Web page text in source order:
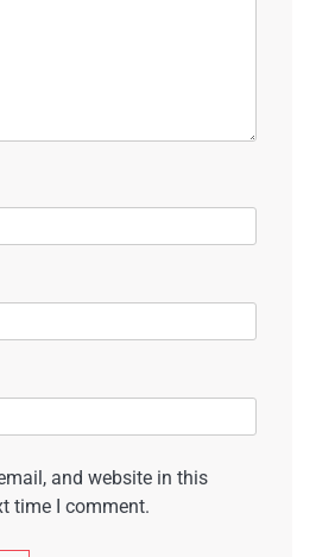
and website in this
time I comment.